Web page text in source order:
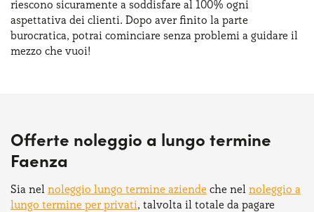
riescono sicuramente a soddisfare al 100% ogni
aspettativa dei clienti. Dopo aver finito la parte
burocratica, potrai cominciare senza problemi a guidare il
mezzo che vuoi!
Offerte noleggio a lungo termine
Faenza
Sia nel noleggio lungo termine aziende che nel noleggio a
lungo termine per privati, talvolta il totale da pagare